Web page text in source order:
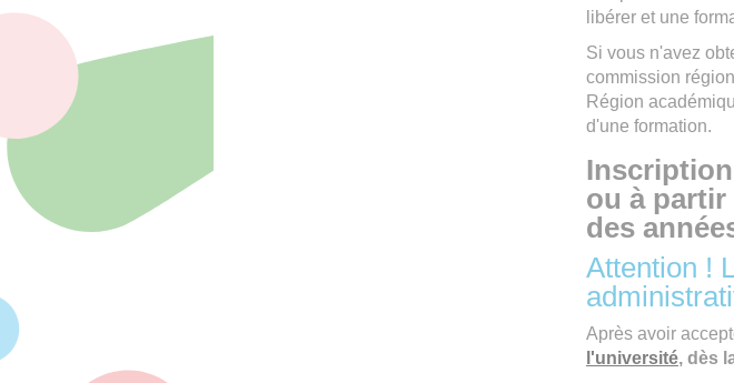
libérer et une
Si vous n'avez
commission
Région
d'une formation.
ou à partir
des
Attention !
Après avoir
l'université, dès